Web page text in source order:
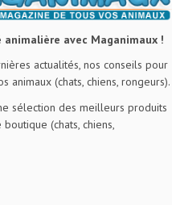
animalière avec Maganimaux !
actualités, nos conseils pour
animaux (chats, chiens, rongeurs).
sélection des meilleurs produits
(chats, chiens,